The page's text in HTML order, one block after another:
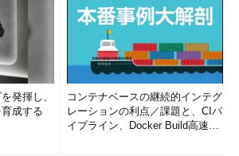
発揮し、
成する
コンテナベースの継続的インテグ
レーションの利点／課題と、CIパ
イプライン、Docker Build高速化